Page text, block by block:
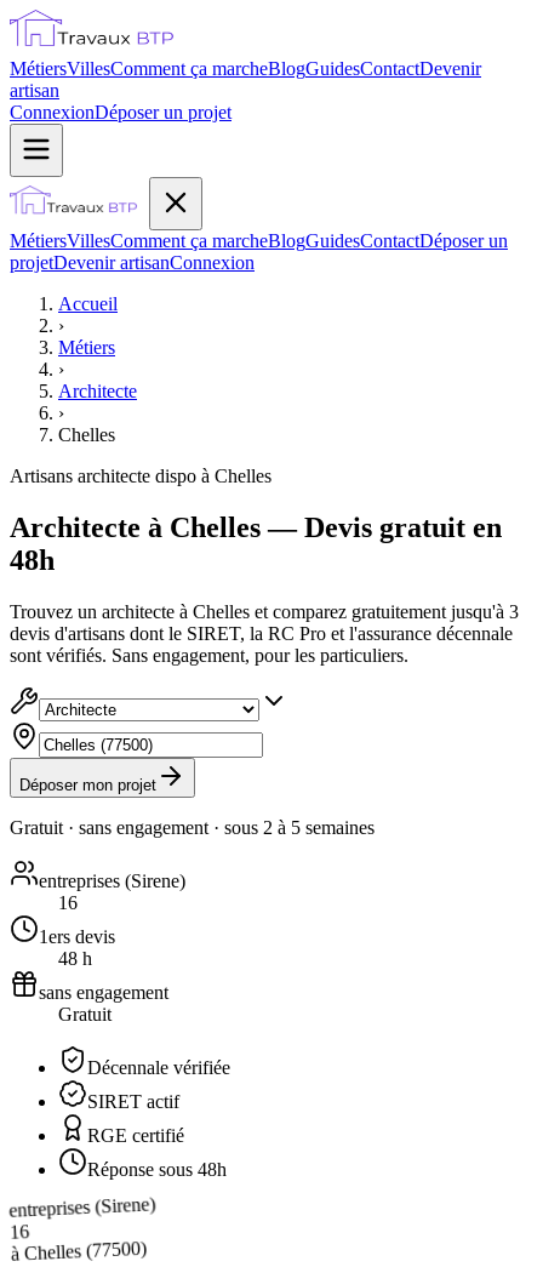
MétiersVillesComment ça marcheBlogGuidesContactDevenir
artisan
ConnexionDéposer un projet
MétiersVillesComment ça marcheBlogGuidesContactDéposer un
projetDevenir artisanConnexion
Accueil
›
Métiers
›
Architecte
›
Chelles
Artisans architecte dispo à Chelles
Architecte à Chelles — Devis gratuit en
48h
Trouvez un architecte à Chelles et comparez gratuitement jusqu'à 3
devis d'artisans dont le SIRET, la RC Pro et l'assurance décennale
sont vérifiés. Sans engagement, pour les particuliers.
Déposer mon projet
Gratuit · sans engagement · sous 2 à 5 semaines
entreprises (Sirene)
16
1ers devis
48 h
sans engagement
Gratuit
Décennale vérifiée
SIRET actif
RGE certifié
Réponse sous 48h
entreprises (Sirene)
16
àChelles(77500)